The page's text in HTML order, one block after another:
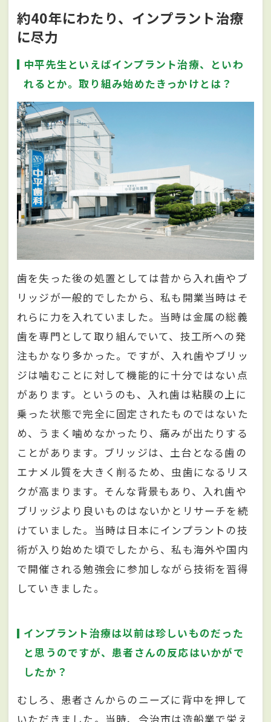
約40年にわたり、インプラント治療
に尽力
中平先生といえばインプラント治療、といわ
れるとか。取り組み始めたきっかけとは？
歯を失った後の処置としては昔から入れ歯やブ
リッジが一般的でしたから、私も開業当時はそ
れらに力を入れていました。当時は金属の総義
歯を専門として取り組んでいて、技工所への発
注もかなり多かった。ですが、入れ歯やブリッ
ジは噛むことに対して機能的に十分ではない点
があります。というのも、入れ歯は粘膜の上に
乗った状態で完全に固定されたものではないた
め、うまく噛めなかったり、痛みが出たりする
ことがあります。ブリッジは、土台となる歯の
エナメル質を大きく削るため、虫歯になるリス
クが高まります。そんな背景もあり、入れ歯や
ブリッジより良いものはないかとリサーチを続
けていました。当時は日本にインプラントの技
術が入り始めた頃でしたから、私も海外や国内
で開催される勉強会に参加しながら技術を習得
していきました。
インプラント治療は以前は珍しいものだった
と思うのですが、患者さんの反応はいかがで
したか？
むしろ、患者さんからのニーズに背中を押して
いただきました。当時、今治市は造船業で栄え